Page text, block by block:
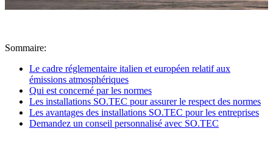
Sommaire:
Le cadre réglementaire italien et européen relatif aux
émissions atmosphériques
Qui est concerné par les normes
Les installations SO.TEC pour assurer le respect des normes
Les avantages des installations SO.TEC pour les entreprises
Demandez un conseil personnalisé avec SO.TEC